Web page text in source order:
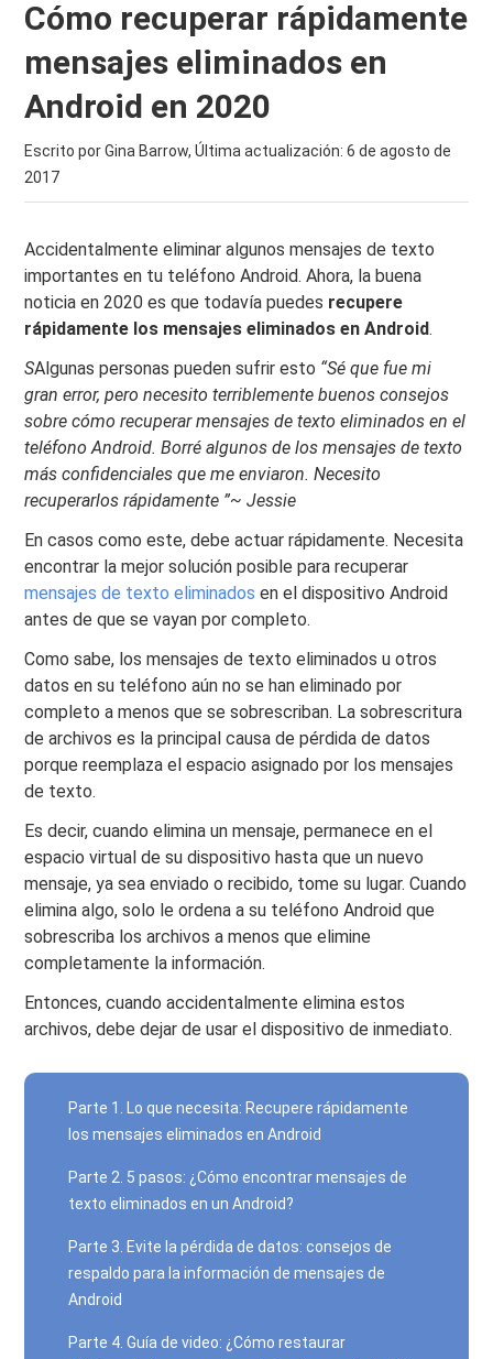
Cómo recuperar rápidamente
mensajes eliminados en
Android en 2020
Escrito por Gina Barrow, Última actualización:6 de agosto de
2017
Accidentalmente eliminar algunos mensajes de texto
importantes en tu teléfono Android. Ahora, la buena
noticia en 2020 es que todavía puedes recupere
rápidamente los mensajes eliminados en Android.
SAlgunas personas pueden sufrir esto “Sé que fue mi
gran error, pero necesito terriblemente buenos consejos
sobre cómo recuperar mensajes de texto eliminados en el
teléfono Android. Borré algunos de los mensajes de texto
más confidenciales que me enviaron. Necesito
recuperarlos rápidamente ”~ Jessie
En casos como este, debe actuar rápidamente. Necesita
encontrar la mejor solución posible para recuperar
mensajes de texto eliminados en el dispositivo Android
antes de que se vayan por completo.
Como sabe, los mensajes de texto eliminados u otros
datos en su teléfono aún no se han eliminado por
completo a menos que se sobrescriban. La sobrescritura
de archivos es la principal causa de pérdida de datos
porque reemplaza el espacio asignado por los mensajes
de texto.
Es decir, cuando elimina un mensaje, permanece en el
espacio virtual de su dispositivo hasta que un nuevo
mensaje, ya sea enviado o recibido, tome su lugar. Cuando
elimina algo, solo le ordena a su teléfono Android que
sobrescriba los archivos a menos que elimine
completamente la información.
Entonces, cuando accidentalmente elimina estos
archivos, debe dejar de usar el dispositivo de inmediato.
Parte 1. Lo que necesita: Recupere rápidamente
los mensajes eliminados en Android
Parte 2. 5 pasos: ¿Cómo encontrar mensajes de
texto eliminados en un Android?
Parte 3. Evite la pérdida de datos: consejos de
respaldo para la información de mensajes de
Android
Parte 4. Guía de video: ¿Cómo restaurar